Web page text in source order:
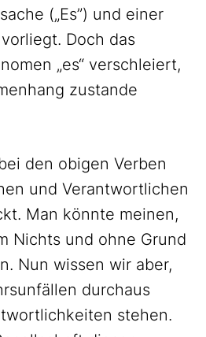
(„Es”) und einer
Doch das
„es“ verschleiert,
zustande
den obigen Verben
und Verantwortlichen
Man könnte meinen,
Nichts und ohne Grund
Nun wissen wir aber,
durchaus
stehen.